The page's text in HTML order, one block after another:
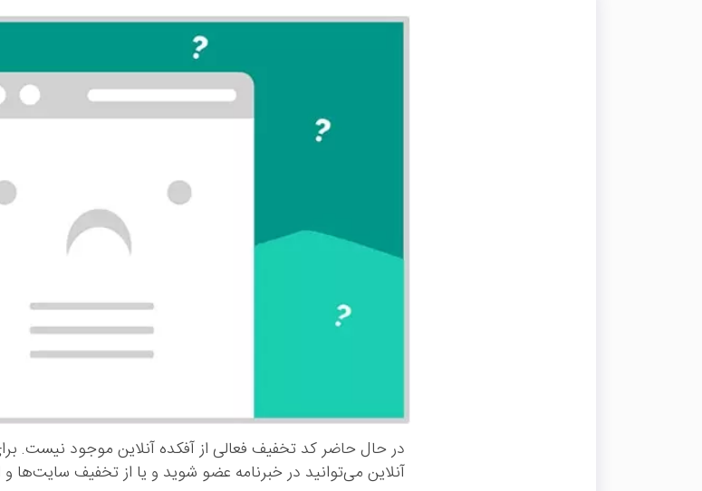
در حال حاضر کد تخفیف فعالی از آفکده آنلاین موجود نیست.
آنلاین می‌توانید در خبرنامه عضو شوید و یا از تخفیف سایت‌ها